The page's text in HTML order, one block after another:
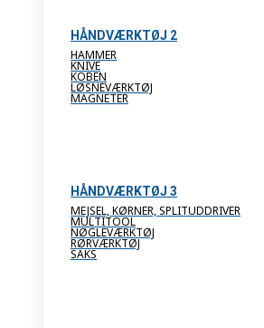
HÅNDVÆRKTØJ 2
HAMMER
KNIVE
KOBEN
LØSNEVÆRKTØJ
MAGNETER
HÅNDVÆRKTØJ 3
MEJSEL, KØRNER, SPLITUDDRIVER
MULTITOOL
NØGLEVÆRKTØJ
RØRVÆRKTØJ
SAKS